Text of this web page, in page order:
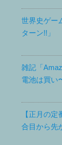
世界史ゲー
ターン!!」
雑記「
電池は買い
【正月の
合目から先